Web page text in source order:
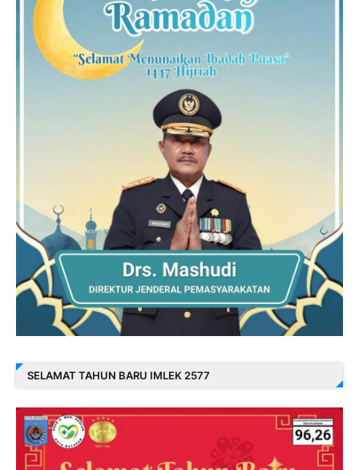
SELAMAT TAHUN BARU IMLEK 2577